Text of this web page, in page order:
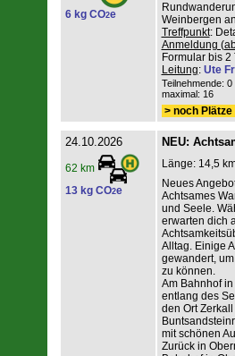
6 kg CO2e
Weinbergen
Treffpunkt:
Anmeldung
Formular bis 2
Leitung: Ute
Teilnehmende:
maximal: 16
> noch
24.10.2026
62 km
13 kg CO2e
NEU:
Länge: 14,5
Neues
Achtsames
und Seele.
erwarten dich
Alltag. Einige
gewandert,
zu können.
Am Bahnhof
entlang des
den Ort
mit schönen
Zurück in